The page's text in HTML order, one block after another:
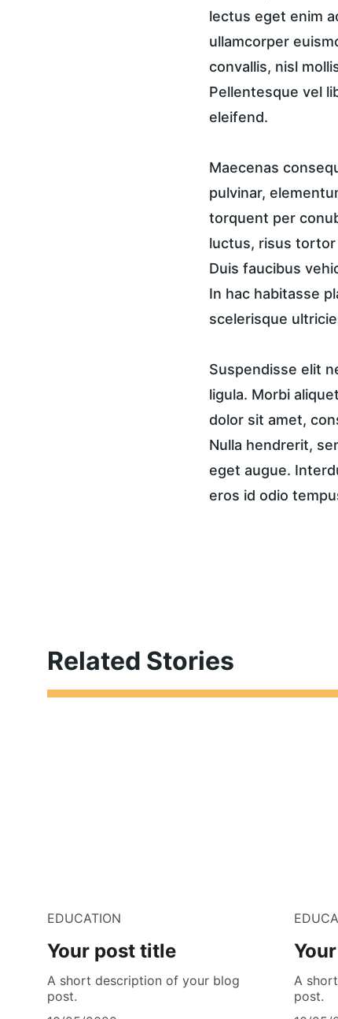
lectus eget enim
ullamcorper
convallis, nisl
Pellentesque vel
eleifend.
Maecenas
pulvinar,
torquent per
luctus, risus tortor
Duis faucibus
In hac habitasse
scelerisque
Suspendisse elit
ligula. Morbi
dolor sit amet,
Nulla hendrerit,
eget augue.
eros id odio
Related Stories
EDUCATION
Your post title
A short description of your blog
post.
A
post.